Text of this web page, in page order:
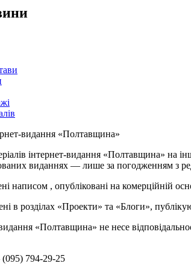
видання «Полтавщина»
інтернет-видання «Полтавщина» на
виданнях — лише за погодженням з
написом , опубліковані на комерційній
в розділах «Проекти» та «Блоги»,
«Полтавщина» не несе
(095) 794-29-25